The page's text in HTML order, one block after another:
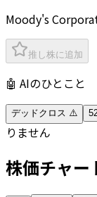
Moody's
推し株に追加
🤖 AIのひとこと
デッドクロス ⚠️
りません
株価チャー